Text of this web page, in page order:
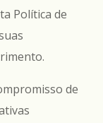
Política de
de